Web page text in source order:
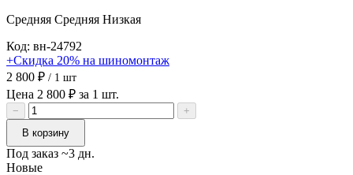
Средняя Средняя Низкая
Код: вн-24792
+Скидка 20% на шиномонтаж
2 800 ₽ / 1 шт
Цена 2 800 ₽ за 1 шт.
−
+
В корзину
Под заказ ~3 дн.
Новые